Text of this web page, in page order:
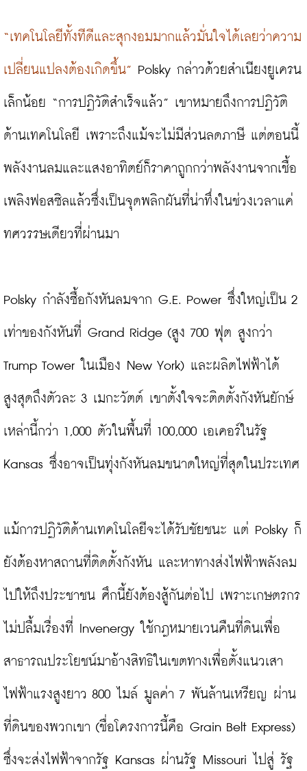
“เทคโนโลยีทั้งทีดีและสุกงอมมากแล้วมั่นใจได้เลยว่าความ
เปลี่ยนแปลงต้องเกิดขึ้น” Polsky กล่าวด้วยสำเนียงยูเครน
เล็กน้อย “การปฏิวัติสำเร็จแล้ว” เขาหมายถึงการปฏิวัติ
ด้านเทคโนโลยี เพราะถึงแม้จะไม่มีส่วนลดภาษี แต่ตอนนี้
พลังงานลมและแสงอาทิตย์ก็ราคาถูกกว่าพลังงานจากเชื้อ
เพลิงฟอสซิลแล้วซึ่งเป็นจุดพลิกผันที่น่าทึ่งในช่วงเวลาแค่
ทศวรรษเดียวที่ผ่านมา
Polsky กำลังซื้อกังหันลมจาก G.E. Power ซึ่งใหญ่เป็น 2
เท่าของกังหันที่ Grand Ridge (สูง 700 ฟุต สูงกว่า
Trump Tower ในเมือง New York) และผลิตไฟฟ้าได้
สูงสุดถึงตัวละ 3 เมกะวัตต์ เขาตั้งใจจะติดตั้งกังหันยักษ์
เหล่านี้กว่า 1,000 ตัวในพื้นที่ 100,000 เอเคอร์ในรัฐ
Kansas ซึ่งอาจเป็นทุ่งกังหันลมขนาดใหญ่ที่สุดในประเทศ
แม้การปฏิวัติด้านเทคโนโลยีจะได้รับชัยชนะ แต่ Polsky ก็
ยังต้องหาสถานที่ติดตั้งกังหัน และหาทางส่งไฟฟ้าพลังลม
ไปให้ถึงประชาชน ศึกนี้ยังต้องสู้กันต่อไป เพราะเกษตรกร
ไม่ปลื้มเรื่องที่ Invenergy ใช้กฎหมายเวนคืนที่ดินเพื่อ
สาธารณประโยชน์มาอ้างสิทธิในเขตทางเพื่อตั้งแนวเสา
ไฟฟ้าแรงสูงยาว 800 ไมล์ มูลค่า 7 พันล้านเหรียญ ผ่าน
ที่ดินของพวกเขา (ชื่อโครงการนี้คือ Grain Belt Express)
ซึ่งจะส่งไฟฟ้าจากรัฐ Kansas ผ่านรัฐ Missouri ไปสู่ รัฐ